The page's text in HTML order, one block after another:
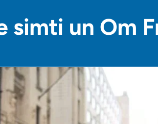
simti un Om